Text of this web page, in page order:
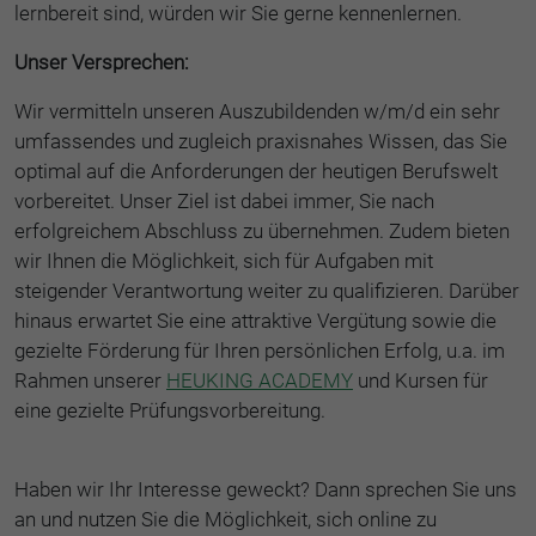
lernbereit sind, würden wir Sie gerne kennenlernen.
Unser Versprechen:
Wir vermitteln unseren Auszubildenden w/m/d ein sehr
umfassendes und zugleich praxisnahes Wissen, das Sie
optimal auf die Anforderungen der heutigen Berufswelt
vorbereitet. Unser Ziel ist dabei immer, Sie nach
erfolgreichem Abschluss zu übernehmen. Zudem bieten
wir Ihnen die Möglichkeit, sich für Aufgaben mit
steigender Verantwortung weiter zu qualifizieren. Darüber
hinaus erwartet Sie eine attraktive Vergütung sowie die
gezielte Förderung für Ihren persönlichen Erfolg, u.a. im
Rahmen unserer HEUKING ACADEMY und Kursen für
eine gezielte Prüfungsvorbereitung.
Haben wir Ihr Interesse geweckt? Dann sprechen Sie uns
an und nutzen Sie die Möglichkeit, sich online zu